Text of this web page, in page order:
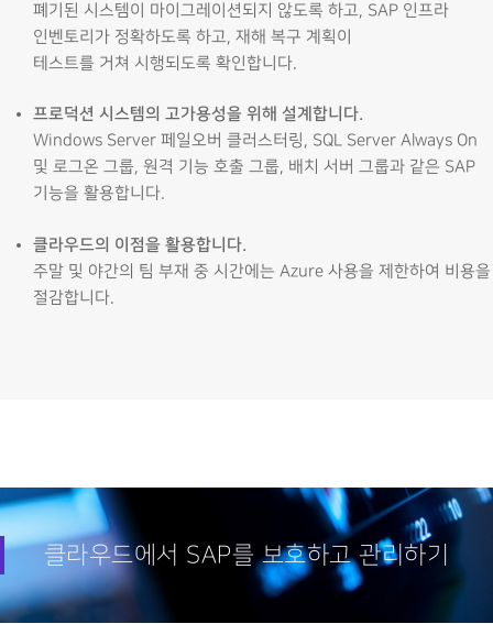
폐기된 시스템이 마이그레이션되지 않도록 하고, SAP 인프라
인벤토리가 정확하도록 하고, 재해 복구 계획이
테스트를 거쳐 시행되도록 확인합니다.
프로덕션 시스템의 고가용성을 위해 설계합니다.
Windows Server 페일오버 클러스터링, SQL Server Always On
및 로그온 그룹, 원격 기능 호출 그룹, 배치 서버 그룹과 같은 SAP
기능을 활용합니다.
클라우드의 이점을 활용합니다.
주말 및 야간의 팀 부재 중 시간에는 Azure 사용을 제한하여 비용을
절감합니다.
클라우드에서 SAP를 보호하고 관리하기